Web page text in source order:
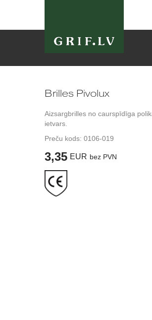
Brilles Pivolux
Aizsargbrilles no caurspīdīga
ietvars.
Preču kods: 0106-019
3,35 EUR bez PVN